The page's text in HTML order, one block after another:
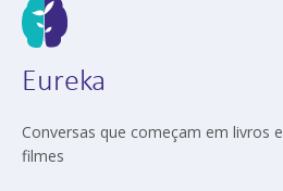
Eureka
Conversas que começam em livros e
filmes